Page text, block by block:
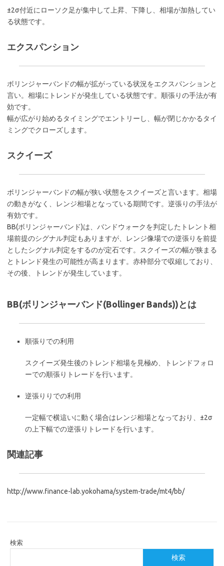
±2σ付近にローソク足が集中して上昇、下降し、相場が加熱してい
る状態です。
エクスパンション
ボリンジャーバンドの幅が拡がっている状況をエクスパンションと
言い。相場にトレンドが発生している状態です。順張りの手法が有
効です。
幅が広がり始めるタイミングでエントリーし、幅が閉じかかるタイ
ミングでクローズします。
スクイーズ
ボリンジャーバンドの幅が狭い状態をスクイーズと言います。相場
の動きがなく、レンジ相場となっている期間です。逆張りの手法が
有効です。
BB(ボリンジャーバンド)は、バンドウォークを判定したトレント相
場前提のシグナル判定もありますが、レンジ像場での逆張りを前提
としたシグナル判定をするのが定石です。スクイーズの幅が狭まる
とトレンド発生の可能性が高まります。赤枠部分で収縮しており、
その後、トレンドが発生しています。
BB(ボリンジャーバンド(Bollinger Bands))とは
順張りでの利用
スクイーズ発生後のトレンド相場を見極め、トレンドフォロ
ーでの順張りトレードを行います。
逆張りりでの利用
一定幅で横這いに動く場合はレンジ相場となっており、±2σ
の上下幅での逆張りトレードを行います。
関連記事
http://www.finance-lab.yokohama/system-trade/mt4/bb/
検索
検索